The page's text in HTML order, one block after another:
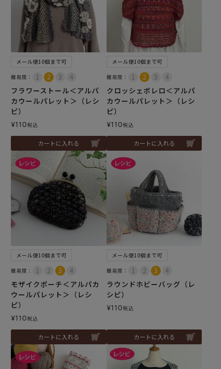
メール便10個まで可
難易度：
フラワーストール＜アルパ
カウールパレット＞（レシ
ピ）
¥110税込
カートに入れる
メール便10個まで可
難易度：
クロッシェボレロ＜アルパ
カウールパレット＞（レシ
ピ）
¥110税込
カートに入れる
メール便10個まで可
難易度：
モザイクポーチ＜アルパカ
ウールパレット＞（レシ
ピ）
¥110税込
カートに入れる
メール便10個まで可
難易度：
ラウンドホビーバッグ（レ
シピ）
¥110税込
カートに入れる